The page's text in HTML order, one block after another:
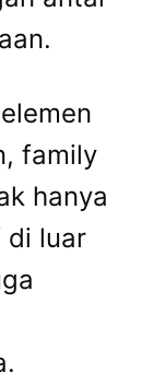
elemen
family
hanya
di luar